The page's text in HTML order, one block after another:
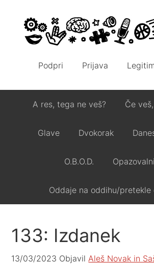
Podpri Prijava
A res, tega ne veš? Če
Glave Dvokorak
O.B.O.D.
Oddaje na oddihu/pretekle
133: Izdanek
13/03/2023 ObjavilAleš Novak in